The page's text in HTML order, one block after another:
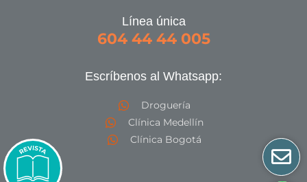
Línea única
604 44 44 005
Escríbenos al Whatsapp:
Droguería
Clínica Medellín
Clínica Bogotá